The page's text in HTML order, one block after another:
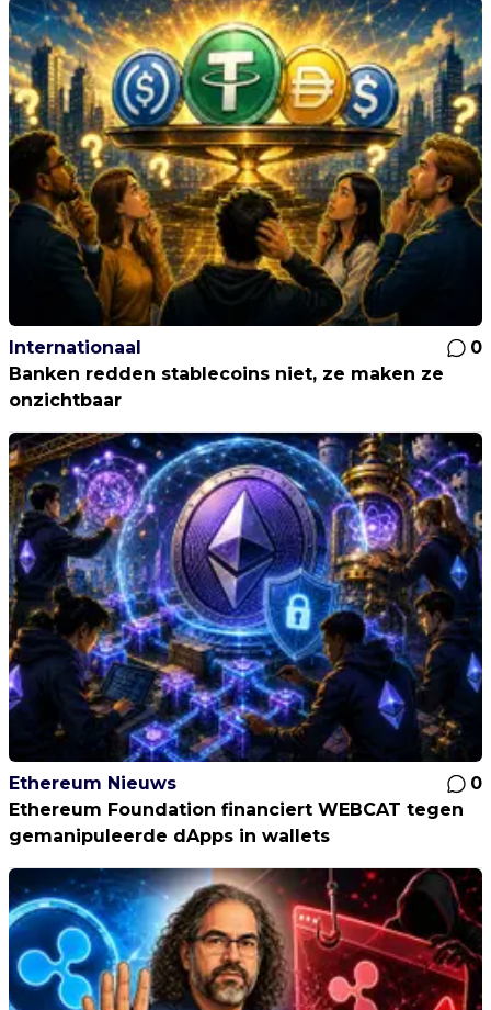
Internationaal
0
Banken redden stablecoins niet, ze maken ze
onzichtbaar
Ethereum Nieuws
0
Ethereum Foundation financiert WEBCAT tegen
gemanipuleerde dApps in wallets